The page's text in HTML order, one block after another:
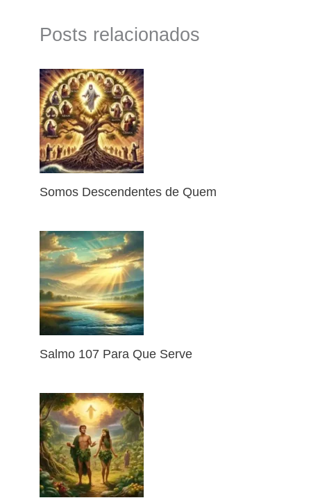
Posts relacionados
Somos Descendentes de Quem
Salmo 107 Para Que Serve